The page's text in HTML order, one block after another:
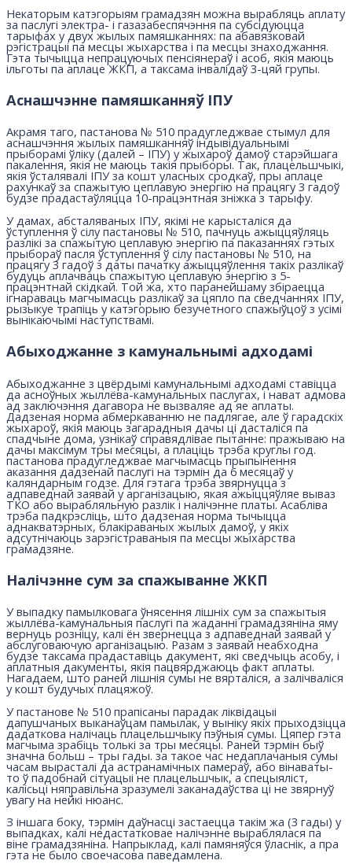
Некаторым катэгорыям грамадзян можна вырабляць аплату
за паслугі электра- і газазабеспячэння па субсідуюцца
тарыфах у двух жылых памяшканнях: па абавязковай
рэгістрацыі па месцы жыхарства і па месцы знаходжання.
Гэта тычыцца непрацуючых пенсіянераў і асоб, якія маюць
ільготы па аплаце ЖКП, а таксама інвалідаў 3-цяй групы.
Аснашчэнне памяшканняў ІПУ
Акрамя таго, пастанова № 510 прадугледжвае стымул для
аснашчэння жылых памяшканняў індывідуальнымі
прыборамі ўліку (далей – ІПУ) у жыхароў дамоў старэйшага
пакалення, якія не маюць такія прыборы. Так, плацельшчыкі,
якія ўсталявалі ІПУ за кошт уласных сродкаў, пры аплаце
рахункаў за спажытую цеплавую энергію на працягу 3 гадоў
будзе прадастаўляцца 10-працэнтная зніжка з тарыфу.
У дамах, абсталяваных ІПУ, якімі не карысталіся да
ўступлення ў сілу пастановы № 510, пачнуць ажыццяўляць
разлікі за спажытую цеплавую энергію па паказаннях гэтых
прыбораў пасля ўступлення ў сілу пастановы № 510, на
працягу 3 гадоў з даты пачатку ажыццяўлення такіх разлікаў
будуць аплачваць спажытую цеплавую энергію з 5-
працэнтнай скідкай. Той жа, хто паранейшаму збіраецца
ігнараваць магчымасць разлікаў за цяпло па сведчаннях ІПУ,
рызыкуе трапіць у катэгорыю безучетного спажыўцоў з усімі
вынікаючымі наступствамі.
Абыходжанне з камунальнымі адходамі
Абыходжанне з цвёрдымі камунальнымі адходамі ставіцца
да асноўных жыллёва-камунальных паслугах, і нават адмова
ад заключэння дагавора не вызваляе ад яе аплаты.
Дадзеная норма абмеркаванню не падлягае, але ў гарадскіх
жыхароў, якія маюць загарадныя дачы ці дасталіся па
спадчыне дома, узнікаў справядлівае пытанне: пражываю на
дачы максімум тры месяцы, а плаціць трэба круглы год.
пастанова прадугледжвае магчымасць прыпынення
аказання дадзенай паслугі на тэрмін да 6 месяцаў у
каляндарным годзе. Для гэтага трэба звярнуцца з
адпаведнай заявай у арганізацыю, якая ажыццяўляе вываз
ТКО або вырабляльную разлік і налічэнне платы. Асабліва
трэба падкрэсліць, што дадзеная норма тычыцца
аднакватэрных, блакіраваных жылых дамоў, у якіх
адсутнічаюць зарэгістраваныя па месцы жыхарства
грамадзяне.
Налічэнне сум за спажыванне ЖКП
У выпадку памылковага ўнясення лішніх сум за спажытыя
жыллёва-камунальныя паслугі па жаданні грамадзяніна яму
вернуць розніцу, калі ён звернецца з адпаведнай заявай у
абслуговаючую арганізацыю. Разам з заявай неабходна
будзе таксама прадаставіць дакумент, які сведчыць асобу, і
аплатныя дакументы, якія пацвярджаюць факт аплаты.
Нагадаем, што раней лішнія сумы не вярталіся, а залічваліся
у кошт будучых плацяжоў.
У пастанове № 510 прапісаны парадак ліквідацыі
дапушчаных выканаўцам памылак, у выніку якіх прыходзіцца
дадаткова налічаць плацельшчыку пэўныя сумы. Цяпер гэта
магчыма зрабіць толькі за тры месяцы. Раней тэрмін быў
значна больш – тры гады. за такое час недаплачаныя сумы
часам вырасталі да астранамічных памераў, або вінаваты-
то ў падобнай сітуацыі не плацельшчык, а спецыяліст,
калісьці няправільна зразумелі заканадаўства ці не звярнуў
увагу на нейкі нюанс.
З іншага боку, тэрмін даўнасці застаецца такім жа (3 гады) у
выпадках, калі недастатковае налічэнне выраблялася па
віне грамадзяніна. Напрыклад, калі памяняўся ўласнік, а пра
гэта не было своечасова паведамлена.